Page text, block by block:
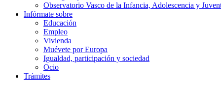
Observatorio Vasco de la Infancia, Adolescencia y
Infórmate sobre
Educación
Empleo
Vivienda
Muévete por Europa
Igualdad, participación y sociedad
Ocio
Trámites